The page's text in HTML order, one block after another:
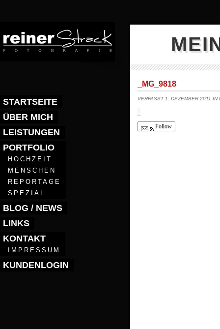
STARTSEITE
ÜBER MICH
LEISTUNGEN
PORTFOLIO
HOCHZEIT
MENSCHEN
REPORTAGE
SPEZIAL
BLOG / NEWS
LINKS
KONTAKT
IMPRESSUM
KUNDENLOGIN
_MG_9818
VERFASST 1. DEZEMBER 2011
Follow